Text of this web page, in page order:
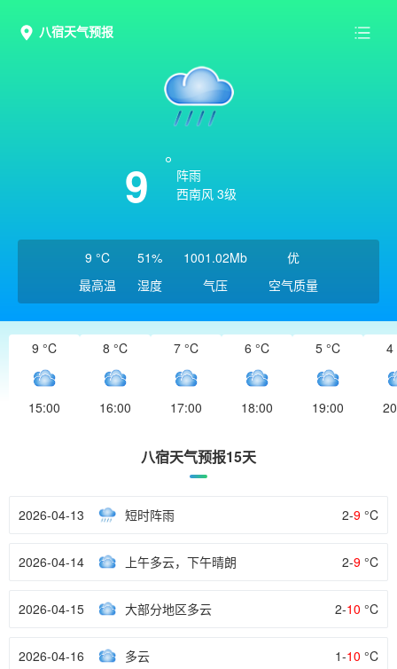
八宿天气预报
9
阵雨
西南风 3级
9 °C
最高温
51%
湿度
1001.02Mb
气压
优
空气质量
9 °C
15:00
8 °C
16:00
7 °C
17:00
6 °C
18:00
5 °C
19:00
4
八宿天气预报15天
2026-04-13 短时阵雨 2-9 °C
2026-04-14 上午多云，下午晴朗 2-9 °C
2026-04-15 大部分地区多云 2-10 °C
2026-04-16 多云 1-10 °C